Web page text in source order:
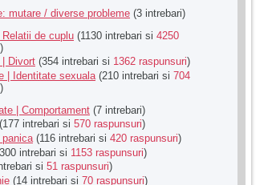
mutare / diverse probleme (3 intrebari)
Relatii de cuplu (1130 intrebari si 4250
)
| Divort (354 intrebari si 1362 raspunsuri)
| Identitate sexuala (210 intrebari si 704
)
| Comportament (7 intrebari)
(177 intrebari si 570 raspunsuri)
(116 intrebari si 420 raspunsuri)
intrebari si 1153 raspunsuri)
si 51 raspunsuri)
(14 intrebari si 70 raspunsuri)